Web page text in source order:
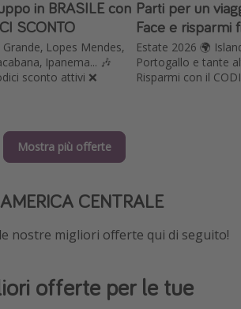
in BRASILE con
SCONTO
Lopes Mendes,
Ipanema... 🎶
sconto attivi ❌
Parti per un
Face e
Estate 2026 🌍
Portogallo e tante
Risparmi con il
Mostra più offerte
CENTRALE
nostre migliori offerte qui di seguito!
offerte per le tue